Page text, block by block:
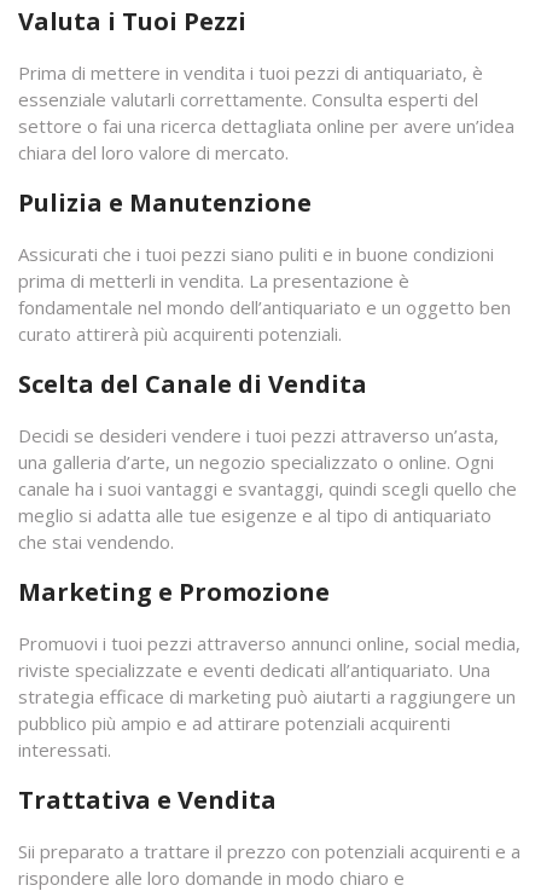
Valuta i Tuoi Pezzi
Prima di mettere in vendita i tuoi pezzi di antiquariato, è
essenziale valutarli correttamente. Consulta esperti del
settore o fai una ricerca dettagliata online per avere un’idea
chiara del loro valore di mercato.
Pulizia e Manutenzione
Assicurati che i tuoi pezzi siano puliti e in buone condizioni
prima di metterli in vendita. La presentazione è
fondamentale nel mondo dell’antiquariato e un oggetto ben
curato attirerà più acquirenti potenziali.
Scelta del Canale di Vendita
Decidi se desideri vendere i tuoi pezzi attraverso un’asta,
una galleria d’arte, un negozio specializzato o online. Ogni
canale ha i suoi vantaggi e svantaggi, quindi scegli quello che
meglio si adatta alle tue esigenze e al tipo di antiquariato
che stai vendendo.
Marketing e Promozione
Promuovi i tuoi pezzi attraverso annunci online, social media,
riviste specializzate e eventi dedicati all’antiquariato. Una
strategia efficace di marketing può aiutarti a raggiungere un
pubblico più ampio e ad attirare potenziali acquirenti
interessati.
Trattativa e Vendita
Sii preparato a trattare il prezzo con potenziali acquirenti e a
rispondere alle loro domande in modo chiaro e